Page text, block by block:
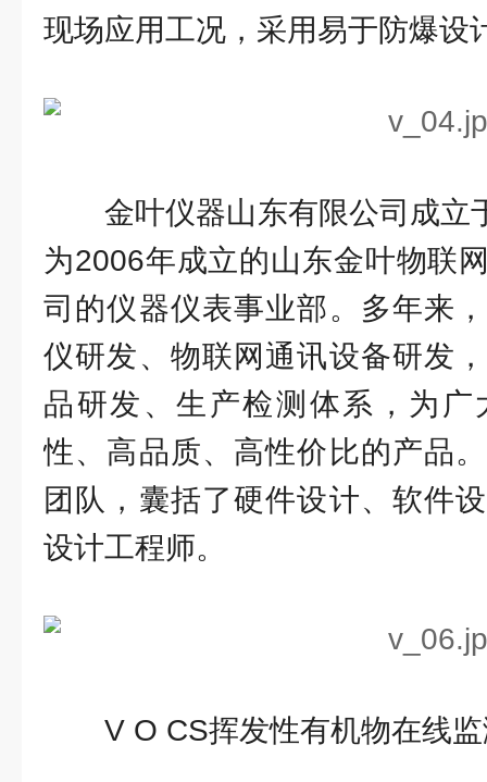
现场应用工况，采用易于防爆设
金叶仪器山东有限公司成立
为2006年成立的山东金叶物联
司的仪器仪表事业部。多年来
仪研发、物联网通讯设备研发
品研发、生产检测体系，为
性、高品质、高性价比的产品
团队，囊括了硬件设计、软件
设计工程师。
V O CS挥发性有机物在线